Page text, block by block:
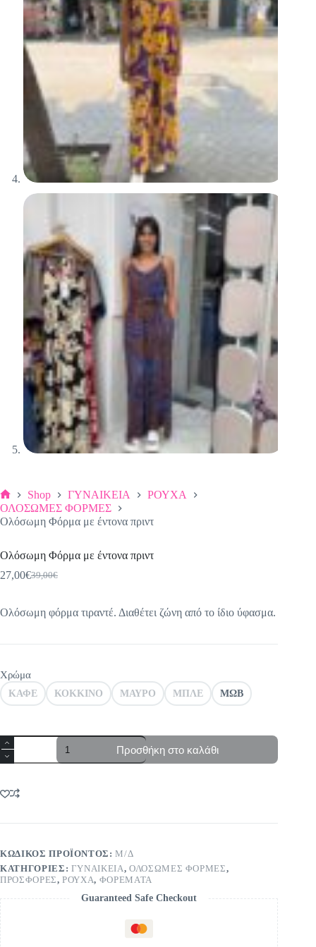
Αρχική
σελίδα
Shop ΓΥΝΑΙΚΕΙΑ
ΡΟΥΧΑ
ΟΛΟΣΩΜΕΣ ΦΟΡΜΕΣ
Oλόσωμη Φόρμα με έντονα πριντ
Oλόσωμη Φόρμα με έντονα πριντ
39,00€
Original
39,00€.
27,00€Η
είναι:
Ολόσωμη φόρμα τιραντέ. Διαθέτει ζώνη από το ίδιο ύφασμα.
Χρώμα
ΚΑΦΕ ΚΟΚΚΙΝΟ ΜΑΥΡΟ ΜΠΛΕ ΜΩΒ
Oλόσωμη
Φόρμα
με
πριντ
ποσότητα
Προσθήκη στο καλάθι
ΚΩΔΙΚΌΣ ΠΡΟΪΌΝΤΟΣ:Μ/Δ
ΚΑΤΗΓΟΡΊΕΣ: ΓΥΝΑΙΚΕΙΑ, ΟΛΟΣΩΜΕΣ ΦΟΡΜΕΣ,
ΠΡΟΣΦΟΡΕΣ,ΡΟΥΧΑ, ΦΟΡΕΜΑΤΑ
Guaranteed Safe Checkout